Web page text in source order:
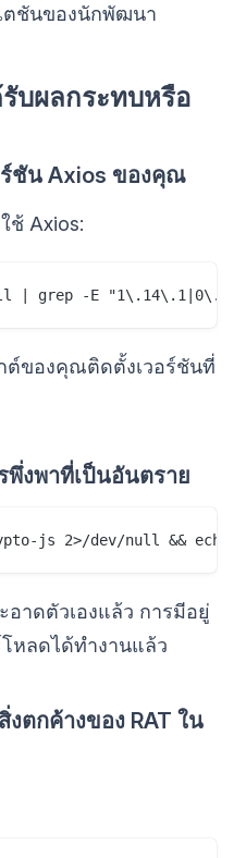
ตชันของนักพัฒนา
บผลกระทบหรือ
ร์ชัน Axios ของคุณ
ช้ Axios:
ต์ของคุณติดตั้งเวอร์ชันที่
งพาที่เป็นอันตราย
าดตัวเองแล้ว การมีอยู่
หลดได้ทำงานแล้ว
ตกค้างของ RAT ใน